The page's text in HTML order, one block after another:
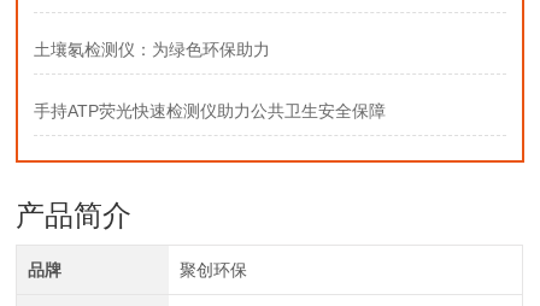
土壤氡检测仪：为绿色环保助力
手持ATP荧光快速检测仪助力公共卫生安全保障
产品简介
品牌 聚创环保